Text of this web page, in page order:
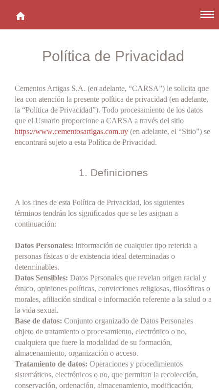
Perfecto HCCA » Nuevo!
»Perfecto Flexible
»¿Qué tenés que colocar?
»Calculá cuanto comprar
Calculá cuanto comprar
»Contactanos
Cementos Artigas
Política de Privacidad
Cementos Artigas S.A. (en adelante, “CARSA”) le solicita que
lea con atención la presente política de privacidad (en adelante,
la “Política de Privacidad”). Todo procesamiento de los datos
que el Usuario proporcione a CARSA a través del sitio
https://www.cementosartigas.com.uy (en adelante, el “Sitio”) se
encontrará sujeto a esta Política de Privacidad.
1. Definiciones
A los fines de esta Política de Privacidad, los siguientes
términos tendrán los significados que se les asignan a
continuación:
Datos Personales: Información de cualquier tipo referida a
personas físicas o de existencia ideal determinadas o
determinables.
Datos Sensibles: Datos Personales que revelan origen racial y
étnico, opiniones políticas, convicciones religiosas, filosóficas o
morales, afiliación sindical e información referente a la salud o a
la vida sexual.
Base de datos: Conjunto organizado de Datos Personales
objeto de tratamiento o procesamiento, electrónico o no,
cualquiera que fuere la modalidad de su formación,
almacenamiento, organización o acceso.
Tratamiento de datos: Operaciones y procedimientos
sistemáticos, electrónicos o no, que permitan la recolección,
conservación, ordenación, almacenamiento, modificación,